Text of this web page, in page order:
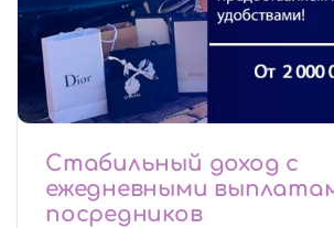
Стабильный доход с
ежедневными
посредников